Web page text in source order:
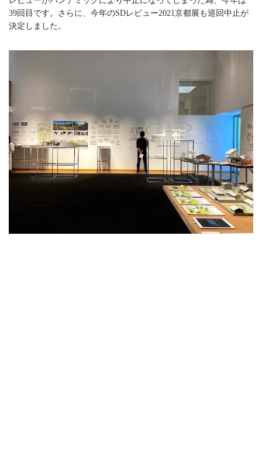
39回目です。さらに、今年のSDレビュー2021京都展も巡回中止が
決定しました。